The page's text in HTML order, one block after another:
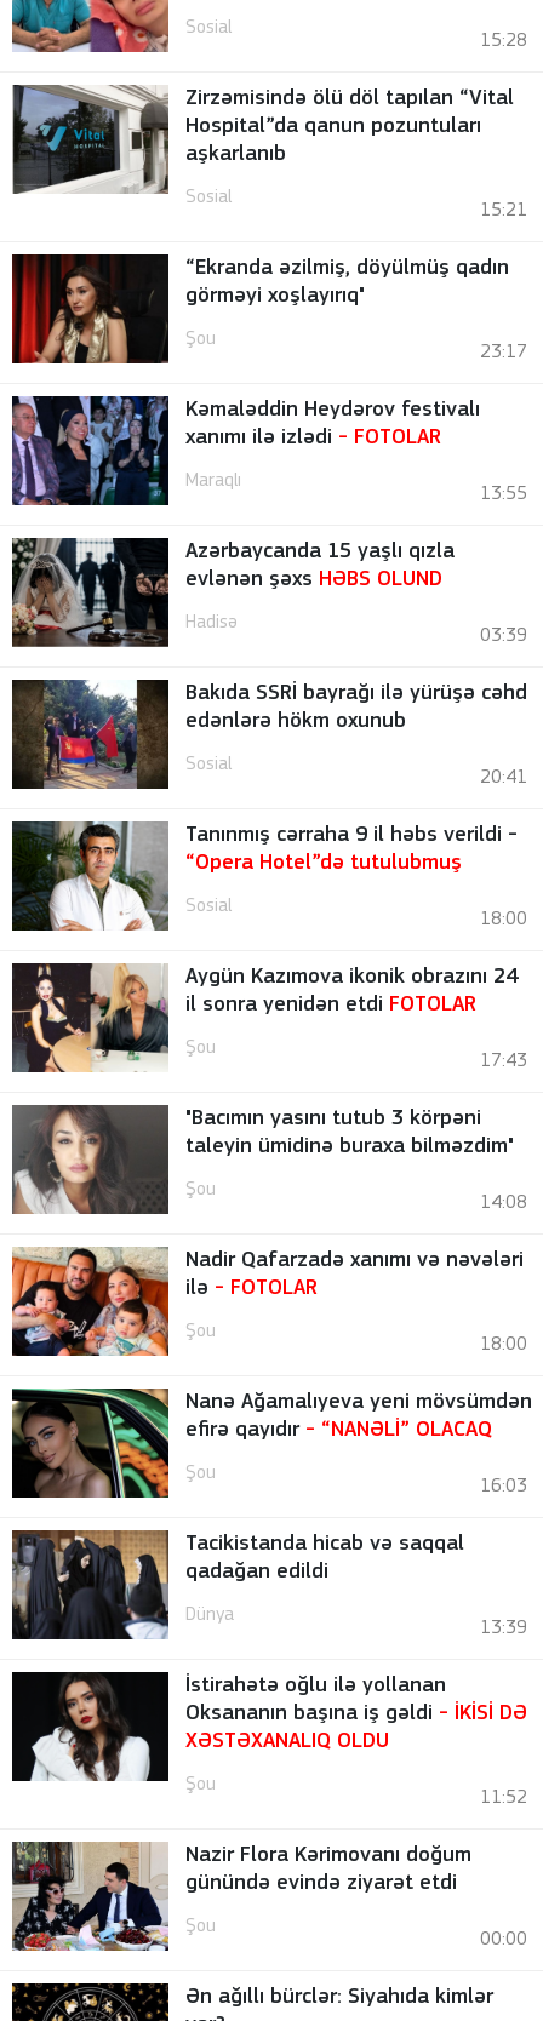
Sosial
15:28
Zirzəmisində ölü döl tapılan “Vital
Hospital”da qanun pozuntuları
aşkarlanıb
Sosial
15:21
“Ekranda əzilmiş, döyülmüş qadın
görməyi xoşlayırıq"
Şou
23:17
Kəmaləddin Heydərov festivalı
xanımı ilə izlədi - FOTOLAR
Maraqlı
13:55
Azərbaycanda 15 yaşlı qızla
evlənən şəxs HƏBS OLUND
Hadisə
03:39
Bakıda SSRİ bayrağı ilə yürüşə cəhd
edənlərə hökm oxunub
Sosial
20:41
Tanınmış cərraha 9 il həbs verildi -
“Opera Hotel”də tutulubmuş
Sosial
18:00
Aygün Kazımova ikonik obrazını 24
il sonra yenidən etdi FOTOLAR
Şou
17:43
"Bacımın yasını tutub 3 körpəni
taleyin ümidinə buraxa bilməzdim"
Şou
14:08
Nadir Qafarzadə xanımı və nəvələri
ilə - FOTOLAR
Şou
18:00
Nanə Ağamalıyeva yeni mövsümdən
efirə qayıdır - “NANƏLİ” OLACAQ
Şou
16:03
Tacikistanda hicab və saqqal
qadağan edildi
Dünya
13:39
İstirahətə oğlu ilə yollanan
Oksananın başına iş gəldi - İKİSİ DƏ
XƏSTƏXANALIQ OLDU
Şou
11:52
Nazir Flora Kərimovanı doğum
günündə evində ziyarət etdi
Şou
00:00
Ən ağıllı bürclər: Siyahıda kimlər